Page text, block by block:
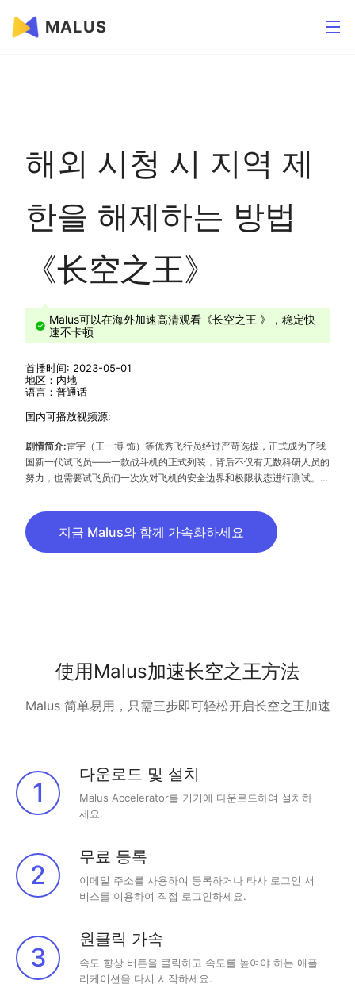
MALUS
해외 시청 시 지역 제
한을 해제하는 방법
《长空之王》
Malus可以在海外加速高清观看《长空之王 》，稳定快
速不卡顿
首播时间: 2023-05-01
地区：内地
语言：普通话
国内可播放视频源:
剧情简介:雷宇（王一博 饰）等优秀飞行员经过严苛选拔，正式成为了我
国新一代试飞员——一款战斗机的正式列装，背后不仅有无数科研人员的
努力，也需要试飞员们一次次对飞机的安全边界和极限状态进行测试。他
试飞工作，在不断挑战战机和自我极限的过程中，一个个危机接踵而
来……
지금 Malus와 함께 가속화하세요
使用Malus加速长空之王方法
Malus 简单易用，只需三步即可轻松开启长空之王加速
1
다운로드 및 설치
Malus Accelerator를 기기에 다운로드하여 설치하
세요.
2
무료 등록
이메일 주소를 사용하여 등록하거나 타사 로그인 서
비스를 이용하여 직접 로그인하세요.
3
원클릭 가속
속도 향상 버튼을 클릭하고 속도를 높여야 하는 애플
리케이션을 다시 시작하세요.